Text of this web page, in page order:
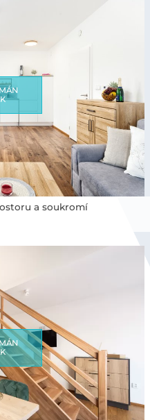
a soukromí